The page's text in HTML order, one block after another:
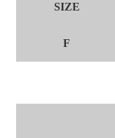
SIZE
F